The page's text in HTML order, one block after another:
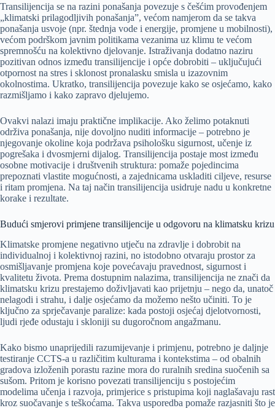
Transilijencija se na razini ponašanja povezuje s češćim provođenjem
„klimatski prilagodljivih ponašanja”, većom namjerom da se takva
ponašanja usvoje (npr. štednja vode i energije, promjene u mobilnosti),
većom podrškom javnim politikama vezanima uz klimu te većom
spremnošću na kolektivno djelovanje. Istraživanja dodatno naziru
pozitivan odnos između transilijencije i opće dobrobiti – uključujući
otpornost na stres i sklonost pronalasku smisla u izazovnim
okolnostima. Ukratko, transilijencija povezuje kako se osjećamo, kako
razmišljamo i kako zapravo djelujemo.
Ovakvi nalazi imaju praktične implikacije. Ako želimo potaknuti
održiva ponašanja, nije dovoljno nuditi informacije – potrebno je
njegovanje okoline koja podržava psihološku sigurnost, učenje iz
pogrešaka i dvosmjerni dijalog. Transilijencija postaje most između
osobne motivacije i društvenih struktura: pomaže pojedincima
prepoznati vlastite mogućnosti, a zajednicama uskladiti ciljeve, resurse
i ritam promjena. Na taj način transilijencija usidruje nadu u konkretne
korake i rezultate.
Budući smjerovi primjene transilijencije u odgovoru na klimatsku krizu
Klimatske promjene negativno utječu na zdravlje i dobrobit na
individualnoj i kolektivnoj razini, no istodobno otvaraju prostor za
osmišljavanje promjena koje povećavaju pravednost, sigurnost i
kvalitetu života. Prema dostupnim nalazima, transilijencija ne znači da
klimatsku krizu prestajemo doživljavati kao prijetnju – nego da, unatoč
nelagodi i strahu, i dalje osjećamo da možemo nešto učiniti. To je
ključno za sprječavanje paralize: kada postoji osjećaj djelotvornosti,
ljudi rjeđe odustaju i skloniji su dugoročnom angažmanu.
Kako bismo unaprijedili razumijevanje i primjenu, potrebno je daljnje
testiranje CCTS-a u različitim kulturama i kontekstima – od obalnih
gradova izloženih porastu razine mora do ruralnih sredina suočenih sa
sušom. Pritom je korisno povezati transilijenciju s postojećim
modelima učenja i razvoja, primjerice s pristupima koji naglašavaju rast
kroz suočavanje s teškoćama. Takva usporedba pomaže razjasniti što je